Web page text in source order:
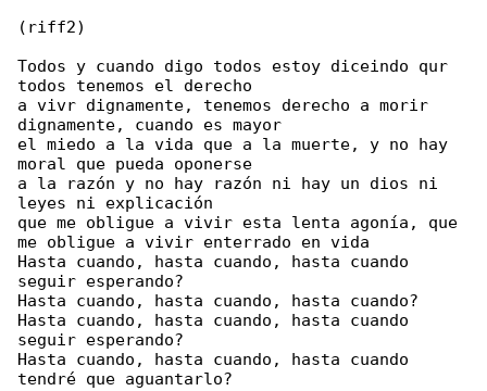
(riff2)
Todos y cuando digo todos estoy diceindo qur
todos tenemos el derecho
a vivr dignamente, tenemos derecho a morir
dignamente, cuando es mayor
el miedo a la vida que a la muerte, y no hay
moral que pueda oponerse
a la razón y no hay razón ni hay un dios ni
leyes ni explicación
que me obligue a vivir esta lenta agonía, que
me obligue a vivir enterrado en vida
Hasta cuando, hasta cuando, hasta cuando
seguir esperando?
Hasta cuando, hasta cuando, hasta cuando?
Hasta cuando, hasta cuando, hasta cuando
seguir esperando?
Hasta cuando, hasta cuando, hasta cuando
tendré que aguantarlo?